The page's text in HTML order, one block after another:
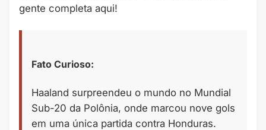
gente completa aqui!
Fato Curioso:
Haaland surpreendeu o mundo no Mundial
Sub-20 da Polônia, onde marcou nove gols
em uma única partida contra Honduras.